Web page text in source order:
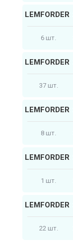
LEMFORDER
6 шт.
LEMFORDER
37 шт.
LEMFORDER
8 шт.
LEMFORDER
1 шт.
LEMFORDER
22 шт.